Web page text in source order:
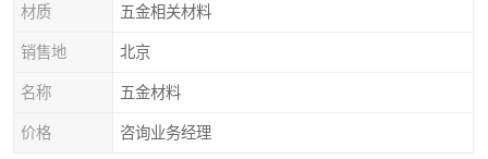
材质 五金相关材料
销售地 北京
名称 五金材料
价格 咨询业务经理